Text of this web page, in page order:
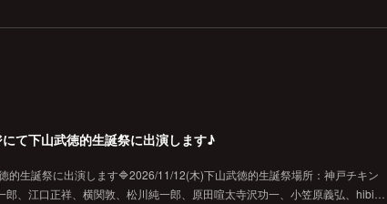
て下山武徳的生誕祭に出演します♪
的生誕祭に出演します🔷2026/11/12(木)下山武徳的生誕祭場所：神戸チキン
郎、江口正祥、横関敦、松川純一郎、原田喧太寺沢功一、小笠原義弘、hibi…